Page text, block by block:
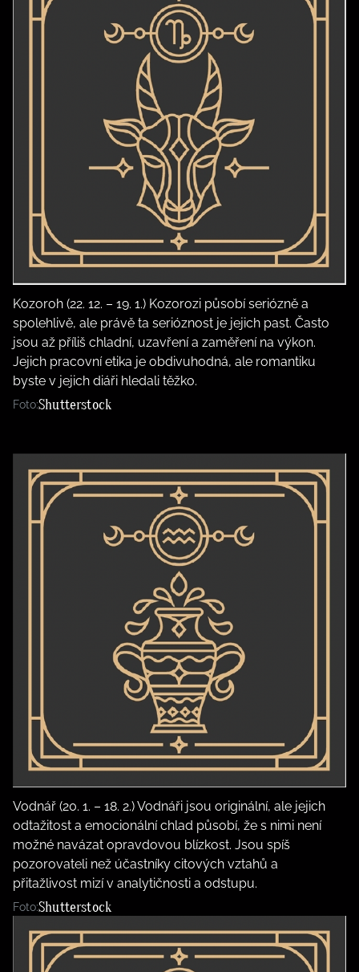
Kozoroh (22. 12. – 19. 1.) Kozorozi působí seriózně a
spolehlivě, ale právě ta serióznost je jejich past. Často
jsou až příliš chladní, uzavření a zaměření na výkon.
Jejich pracovní etika je obdivuhodná, ale romantiku
byste v jejich diáři hledali těžko.
Foto:Shutterstock
Vodnář (20. 1. – 18. 2.) Vodnáři jsou originální, ale jejich
odtažitost a emocionální chlad působí, že s nimi není
možné navázat opravdovou blízkost. Jsou spíš
pozorovateli než účastníky citových vztahů a
přitažlivost mizí v analytičnosti a odstupu.
Foto:Shutterstock